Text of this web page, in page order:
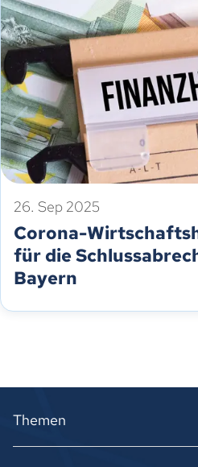
26. Sep 2025
Corona-
für die
Bayern
Themen